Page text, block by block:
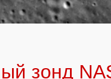
зонд